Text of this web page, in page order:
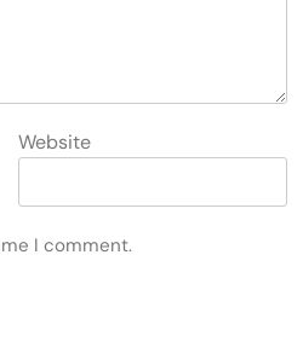
Website
I comment.